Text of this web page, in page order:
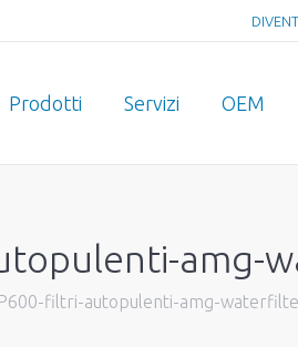
Prodotti Servizi OEM
amg-
filtri-autopulenti-amg-